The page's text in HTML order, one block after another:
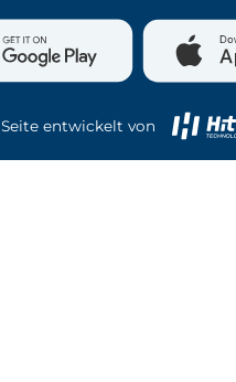
Seite entwickelt von